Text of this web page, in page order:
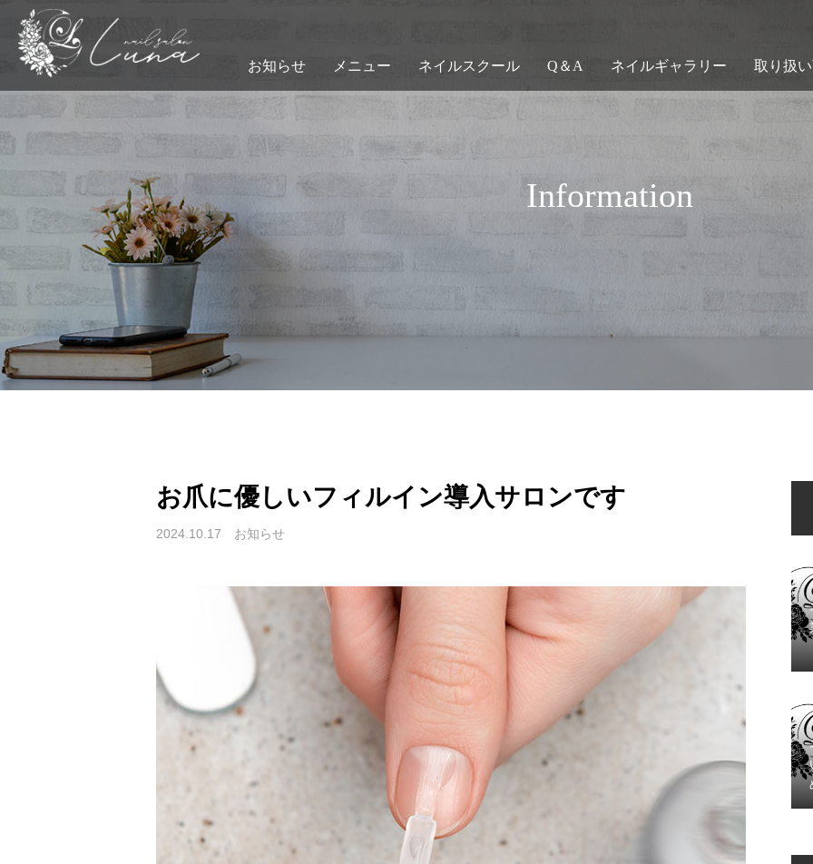
お知らせ メニュー ネイルスクール Q＆A ネイルギャラリー 取り扱
Information
お爪に優しいフィルイン導入サロンです
2024.10.17 お知らせ